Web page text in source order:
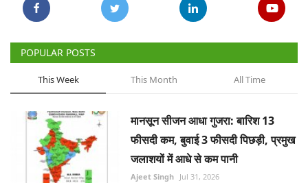
Latest News
Agriculture Conclave and NACOF
Awards 2022
Agri Start-Ups
Language
English Hindi
POPULAR POSTS
This Week This Month All Time
मानसून सीजन आधा गुजरा: बारिश 13
फीसदी कम, बुवाई 3 फीसदी पिछड़ी, प्रमुख
जलाशयों में आधे से कम पानी
Ajeet Singh Jul 31, 2026